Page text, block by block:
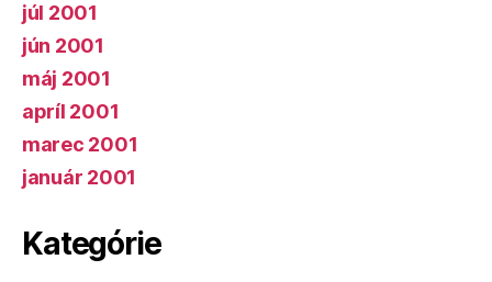
júl 2001
jún 2001
máj 2001
apríl 2001
marec 2001
január 2001
Kategórie